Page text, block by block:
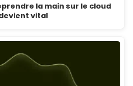
la main sur le cloud
vital